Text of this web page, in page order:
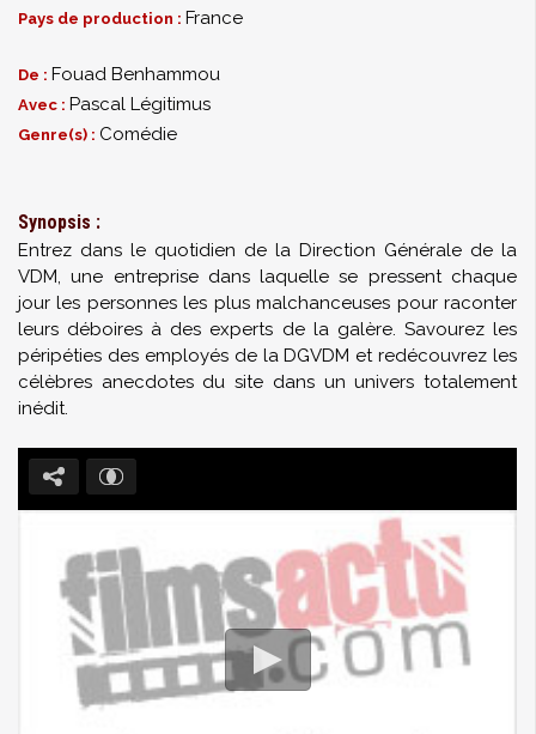
Pays de production : France
De : Fouad Benhammou
Avec : Pascal Légitimus
Genre(s) : Comédie
Synopsis :
Entrez dans le quotidien de la Direction Générale de la
VDM, une entreprise dans laquelle se pressent chaque
jour les personnes les plus malchanceuses pour raconter
leurs déboires à des experts de la galère. Savourez les
péripéties des employés de la DGVDM et redécouvrez les
célèbres anecdotes du site dans un univers totalement
inédit.